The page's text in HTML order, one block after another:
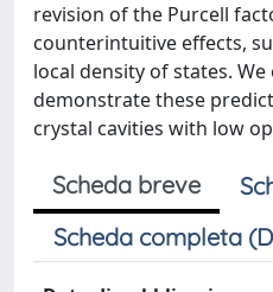
revision of the Purcell
counterintuitive effects,
local density of states.
demonstrate these
crystal cavities with low
Scheda breve
Scheda completa